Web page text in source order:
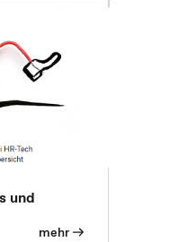
und
mehr